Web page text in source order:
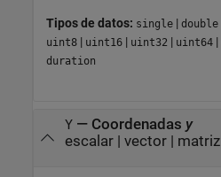
Tipos de datos: single | double
uint8 | uint16 | uint32 | uint64 |
duration
Y— Coordenadas y
escalar| vector| matriz